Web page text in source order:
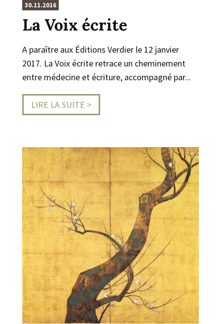
30.11.2016
La Voix écrite
A paraître aux Éditions Verdier le 12 janvier
2017. La Voix écrite retrace un cheminement
entre médecine et écriture, accompagné par...
LIRE LA SUITE >